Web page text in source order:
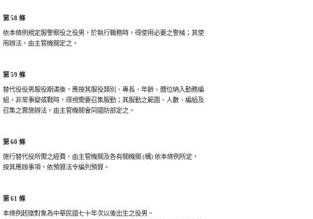
第 58 條
依本條例規定服警察役之役男，於執行職務時，得使用必要之警械；其使
用辦法，由主管機關定之。
第 59 條
替代役役男服役期滿後，應按其服役類別、專長、年齡、體位納入勤務編
組，非常事變或戰時，得視需要召集服勤；其服勤之範圍、人數、編組及
召集之實施辦法，由主管機關會同國防部定之。
第 60 條
施行替代役所需之經費，由主管機關及各有關機關 (構) 依本條例所定，
按其應辦事項，依預算法令編列預算。
第 61 條
本條例起徵對象為中華民國七十年次以後出生之役男。